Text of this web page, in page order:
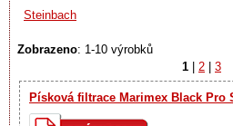
Steinbach
Zobrazeno: 1-10 výrobků
1 | 2 | 3
Písková filtrace Marimex Black Pro